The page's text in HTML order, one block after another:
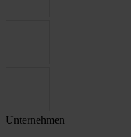
Unternehmen